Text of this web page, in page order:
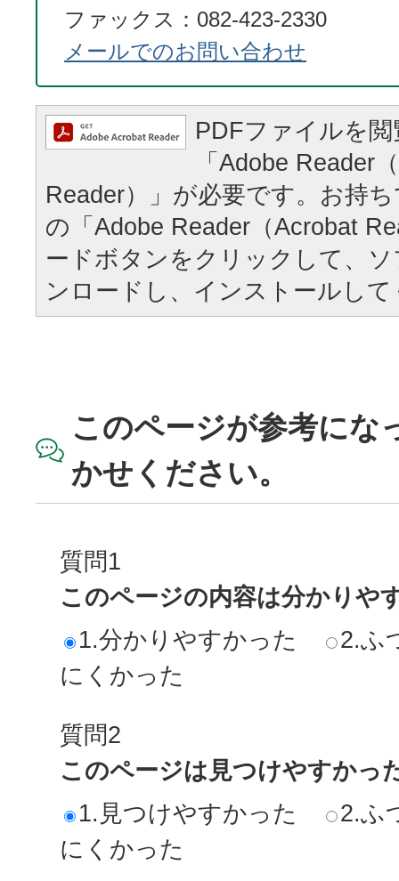
ファックス：082-423-2330
メールでのお問い合わせ
PDFファイルを
「Adobe Reader
Reader）」が必要です。お持
の「Adobe Reader（Acrobat
ードボタンをクリックして、
ンロードし、インストールし
このページが参考にな
かせください。
質問1
このページの内容は分かりや
1.分かりやすかった
2.ふ
にくかった
質問2
このページは見つけやすかっ
1.見つけやすかった
2.ふ
にくかった